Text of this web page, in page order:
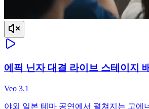
에픽 닌자 대결 라이브 스테이지
Veo 3.1
야외 일본 테마 공연에서 펼쳐지는 고에